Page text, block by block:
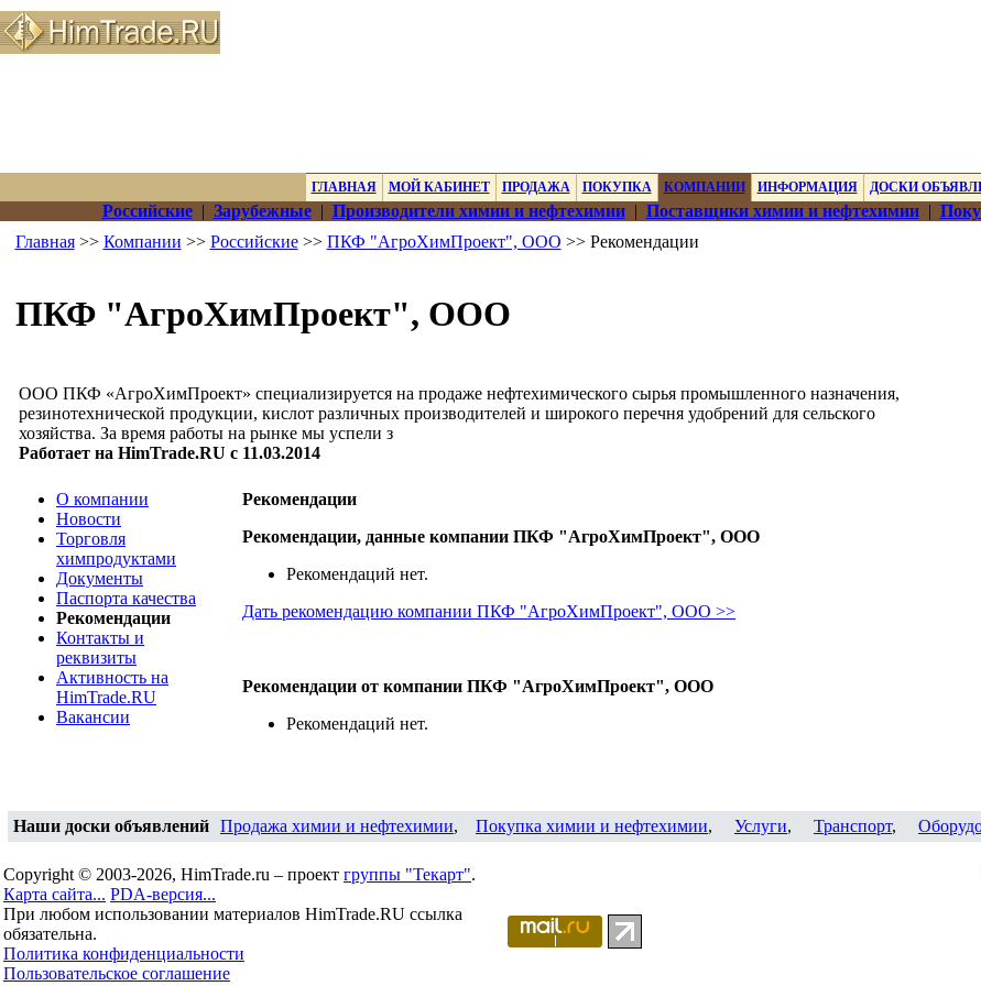
ГЛАВНАЯ МОЙ КАБИНЕТ ПРОДАЖА ПОКУПКА КОМПАНИИ ИНФОРМАЦИЯ ДОСКИ
Российские| Зарубежные| Производители химии и нефтехимии| Поставщики химии и нефтехимии|
Главная>> Компании >> Российские>> ПКФ "АгроХимПроект", ООО >> Рекомендации
ПКФ "АгроХимПроект", ООО
ООО ПКФ «АгроХимПроект» специализируется на продаже нефтехимического сырья промышленного назначения,
резинотехнической продукции, кислот различных производителей и широкого перечня удобрений для сельского
хозяйства. За время работы на рынке мы успели з
Работает на HimTrade.RU с 11.03.2014
О компании
Новости
Торговля
химпродуктами
Документы
Паспорта качества
Рекомендации
Контакты и
реквизиты
Активность на
HimTrade.RU
Вакансии
Рекомендации
Рекомендации, данные компании ПКФ "АгроХимПроект", ООО
Рекомендаций нет.
Дать рекомендацию компании ПКФ "АгроХимПроект", ООО >>
Рекомендации от компании ПКФ "АгроХимПроект", ООО
Рекомендаций нет.
Наши доски объявлений Продажа химии и нефтехимии, Покупка химии и нефтехимии, Услуги, Транспорт,
Copyright © 2003-2026, HimTrade.ru – проект группы "Текарт".
Карта сайта... PDA-версия...
При любом использовании материалов HimTrade.RU ссылка
обязательна.
Политика конфиденциальности
Пользовательское соглашение